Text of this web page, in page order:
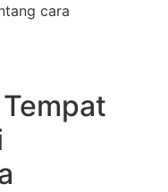
cara